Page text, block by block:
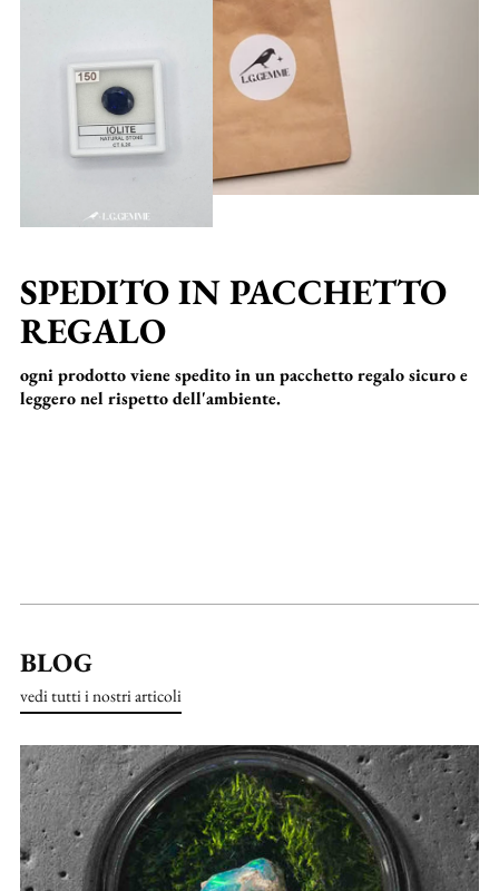
SPEDITO IN PACCHETTO
REGALO
ogni prodotto viene spedito in un pacchetto regalo sicuro e
leggero nel rispetto dell'ambiente.
BLOG
vedi tutti i nostri articoli